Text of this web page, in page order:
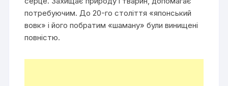
потребуючим. До 20-го століття «японський
вовк» і його побратим «шаману» були винищені
повністю.